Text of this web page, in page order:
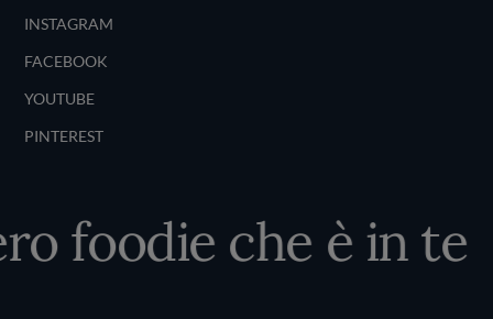
INSTAGRAM
FACEBOOK
YOUTUBE
PINTEREST
foodie che è in te